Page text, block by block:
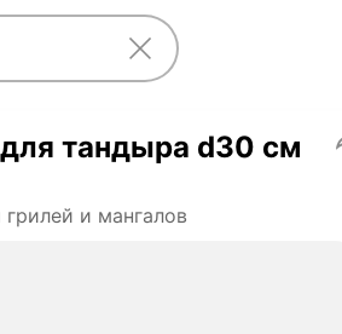
тандыра d30 см
и мангалов